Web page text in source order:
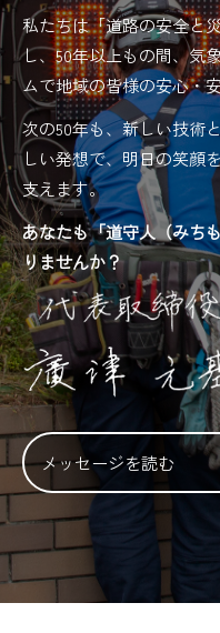
私たちは「道路の安全と
し、50年以上もの間、気
ムで地域の皆様の安心・
次の50年も、新しい技術
しい発想で、明日の笑顔
支えます。
あなたも「道守人（みち
りませんか？
メッセージを読む